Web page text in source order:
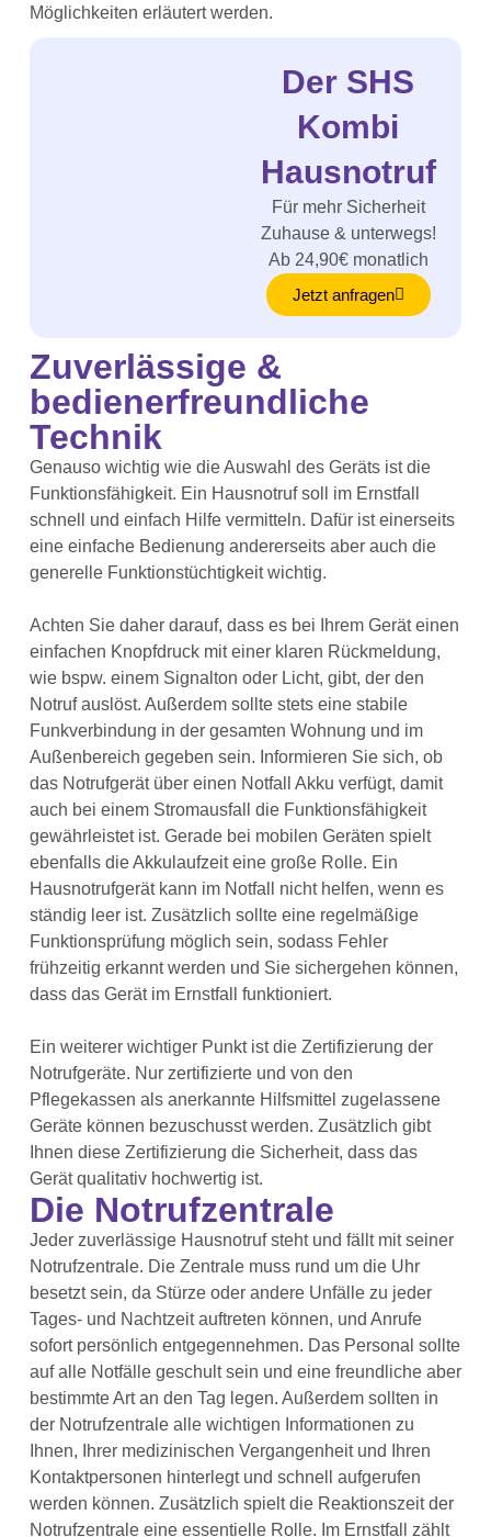
Möglichkeiten erläutert werden.
Der SHS
Kombi
Hausnotruf
Für mehr Sicherheit
Zuhause & unterwegs!
Ab 24,90€ monatlich
Jetzt anfragen
Zuverlässige &
bedienerfreundliche
Technik
Genauso wichtig wie die Auswahl des Geräts ist die
Funktionsfähigkeit. Ein Hausnotruf soll im Ernstfall
schnell und einfach Hilfe vermitteln. Dafür ist einerseits
eine einfache Bedienung andererseits aber auch die
generelle Funktionstüchtigkeit wichtig.
Achten Sie daher darauf, dass es bei Ihrem Gerät einen
einfachen Knopfdruck mit einer klaren Rückmeldung,
wie bspw. einem Signalton oder Licht, gibt, der den
Notruf auslöst. Außerdem sollte stets eine stabile
Funkverbindung in der gesamten Wohnung und im
Außenbereich gegeben sein. Informieren Sie sich, ob
das Notrufgerät über einen Notfall Akku verfügt, damit
auch bei einem Stromausfall die Funktionsfähigkeit
gewährleistet ist. Gerade bei mobilen Geräten spielt
ebenfalls die Akkulaufzeit eine große Rolle. Ein
Hausnotrufgerät kann im Notfall nicht helfen, wenn es
ständig leer ist. Zusätzlich sollte eine regelmäßige
Funktionsprüfung möglich sein, sodass Fehler
frühzeitig erkannt werden und Sie sichergehen können,
dass das Gerät im Ernstfall funktioniert.
Ein weiterer wichtiger Punkt ist die Zertifizierung der
Notrufgeräte. Nur zertifizierte und von den
Pflegekassen als anerkannte Hilfsmittel zugelassene
Geräte können bezuschusst werden. Zusätzlich gibt
Ihnen diese Zertifizierung die Sicherheit, dass das
Gerät qualitativ hochwertig ist.
Die Notrufzentrale
Jeder zuverlässige Hausnotruf steht und fällt mit seiner
Notrufzentrale. Die Zentrale muss rund um die Uhr
besetzt sein, da Stürze oder andere Unfälle zu jeder
Tages- und Nachtzeit auftreten können, und Anrufe
sofort persönlich entgegennehmen. Das Personal sollte
auf alle Notfälle geschult sein und eine freundliche aber
bestimmte Art an den Tag legen. Außerdem sollten in
der Notrufzentrale alle wichtigen Informationen zu
Ihnen, Ihrer medizinischen Vergangenheit und Ihren
Kontaktpersonen hinterlegt und schnell aufgerufen
werden können. Zusätzlich spielt die Reaktionszeit der
Notrufzentrale eine essentielle Rolle. Im Ernstfall zählt